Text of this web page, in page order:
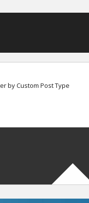
by Custom Post Type